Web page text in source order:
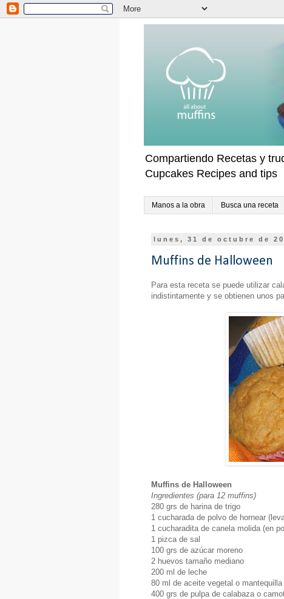
Compartiendo Recetas y
Cupcakes Recipes and tips
Manos a la obra Busca una receta
lunes, 31 de octubre de
Muffins de Halloween
Para esta receta se puede utilizar
indistintamente y se obtienen unos
Muffins de Halloween
Ingredientes (para 12 muffins)
280 grs de harina de trigo
1 cucharada de polvo de hornear
1 cucharadita de canela molida (en
1 pizca de sal
100 grs de azúcar moreno
2 huevos tamaño mediano
200 ml de leche
80 ml de aceite vegetal o
400 grs de pulpa de calabaza o